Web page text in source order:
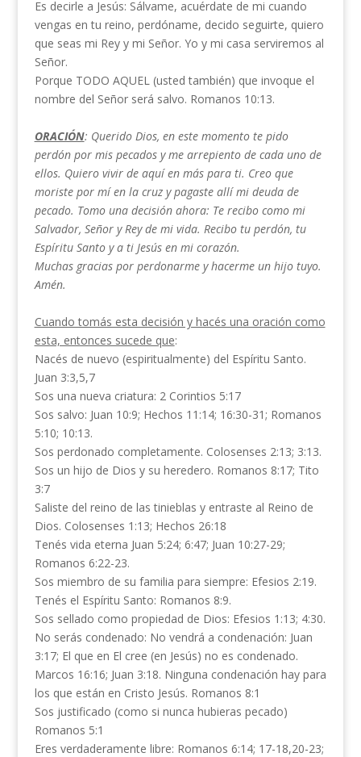
Es decirle a Jesús: Sálvame, acuérdate de mi cuando
vengas en tu reino, perdóname, decido seguirte, quiero
que seas mi Rey y mi Señor. Yo y mi casa serviremos al
Señor.
Porque TODO AQUEL (usted también) que invoque el
nombre del Señor será salvo. Romanos 10:13.
ORACIÓN: Querido Dios, en este momento te pido
perdón por mis pecados y me arrepiento de cada uno de
ellos. Quiero vivir de aquí en más para ti. Creo que
moriste por mí en la cruz y pagaste allí mi deuda de
pecado. Tomo una decisión ahora: Te recibo como mi
Salvador, Señor y Rey de mi vida. Recibo tu perdón, tu
Espíritu Santo y a ti Jesús en mi corazón.
Muchas gracias por perdonarme y hacerme un hijo tuyo.
Amén.
Cuando tomás esta decisión y hacés una oración como
esta, entonces sucede que:
Nacés de nuevo (espiritualmente) del Espíritu Santo.
Juan 3:3,5,7
Sos una nueva criatura: 2 Corintios 5:17
Sos salvo: Juan 10:9; Hechos 11:14; 16:30-31; Romanos
5:10; 10:13.
Sos perdonado completamente. Colosenses 2:13; 3:13.
Sos un hijo de Dios y su heredero. Romanos 8:17; Tito
3:7
Saliste del reino de las tinieblas y entraste al Reino de
Dios. Colosenses 1:13; Hechos 26:18
Tenés vida eterna Juan 5:24; 6:47; Juan 10:27-29;
Romanos 6:22-23.
Sos miembro de su familia para siempre: Efesios 2:19.
Tenés el Espíritu Santo: Romanos 8:9.
Sos sellado como propiedad de Dios: Efesios 1:13; 4:30.
No serás condenado: No vendrá a condenación: Juan
3:17; El que en El cree (en Jesús) no es condenado.
Marcos 16:16; Juan 3:18. Ninguna condenación hay para
los que están en Cristo Jesús. Romanos 8:1
Sos justificado (como si nunca hubieras pecado)
Romanos 5:1
Eres verdaderamente libre: Romanos 6:14; 17-18,20-23;